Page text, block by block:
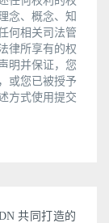
念、概念、知
何相关司法管
律所享有的权
明并保证，您
或您已被授予
方式使用提交
共同打造的